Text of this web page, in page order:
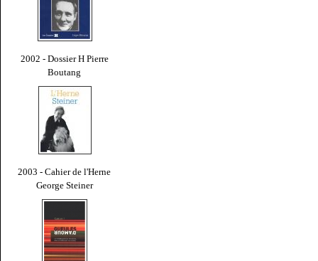
2002 - Dossier H Pierre
Boutang
2003 - Cahier de l'Herne
George Steiner